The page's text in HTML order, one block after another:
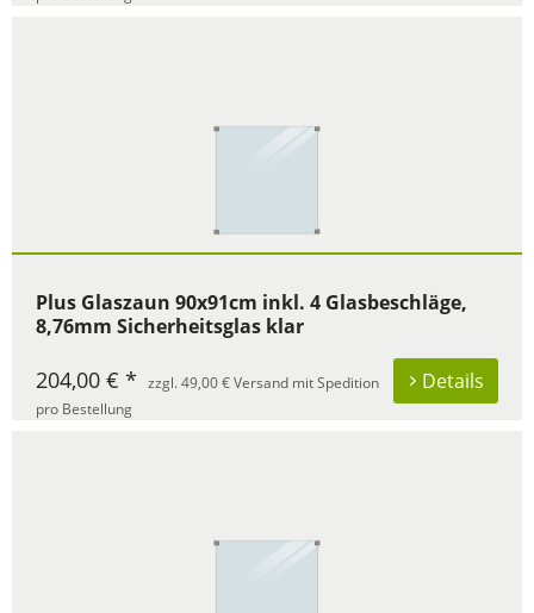
Plus Glaszaun 90x91cm inkl. 4 Glasbeschläge,
8,76mm Sicherheitsglas klar
Details
204,00 € * zzgl. 49,00 € Versand mit Spedition
pro Bestellung